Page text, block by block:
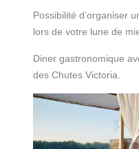
Possibilité d’organiser
lors de votre lune de
Diner gastronomique
des Chutes Victoria.